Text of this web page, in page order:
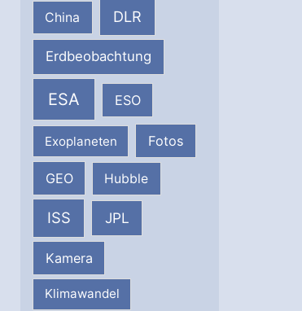
China DLR
Erdbeobachtung
ESA ESO
Exoplaneten Fotos
GEO Hubble
ISS JPL
Kamera
Klimawandel